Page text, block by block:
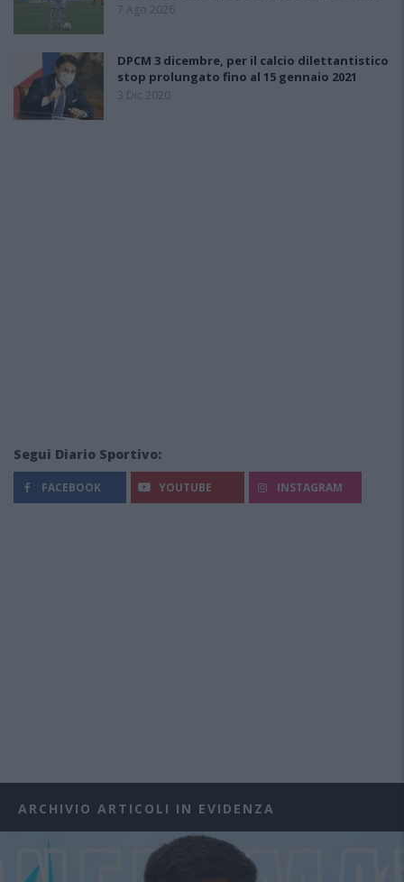
7 Ago 2026
DPCM 3 dicembre, per il calcio dilettantistico
stop prolungato fino al 15 gennaio 2021
3 Dic 2020
Segui Diario Sportivo:
FACEBOOK YOUTUBE INSTAGRAM
ARCHIVIO ARTICOLI IN EVIDENZA